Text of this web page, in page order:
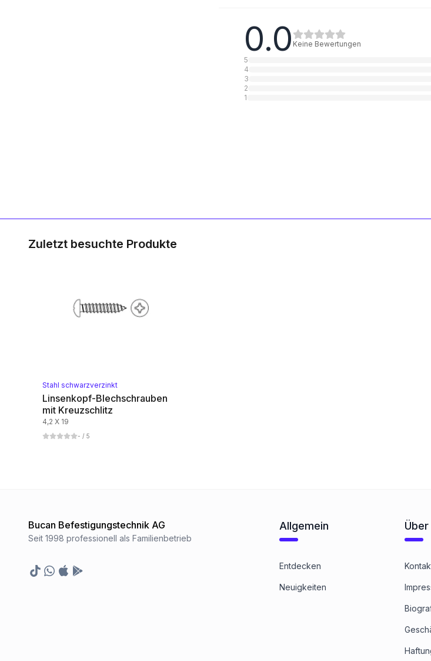
Stahl verzinkt
1 Kategorie
0.0 Keine Bewertungen
5
4
3
2
1
Zuletzt besuchte Produkte
Stahl schwarzverzinkt
Linsenkopf-Blechschrauben
mit Kreuzschlitz
4,2 X 19
- / 5
Bucan Befestigungstechnik AG
Seit 1998 professionell als Familienbetrieb
TikTokWhatsapp
Appstore
Google Play Store
Allgemein
Entdecken
Neuigkeiten
Über